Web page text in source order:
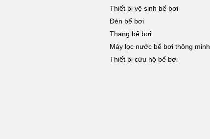
Thiết bị vệ sinh bể bơi
Đèn bể bơi
Thang bể bơi
Máy lọc nước bể bơi thông minh
Thiết bị cứu hộ bể bơi